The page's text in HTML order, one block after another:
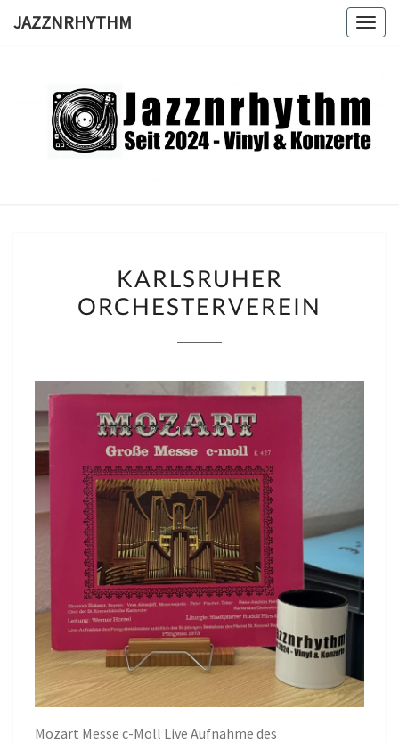
JAZZNRHYTHM
Seit
2024 –
ORCHESTERVEREIN
KARLSRUHER
ORCHESTERVEREIN
Mozart Messe c-Moll Live Aufnahme des